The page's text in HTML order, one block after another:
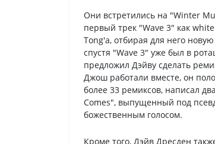
Они встретились на "Winter
первый трек "Wave 3" как
Tong'а, отбирая для него
спустя "Wave 3" уже был в
предложил Дэйву сделать
Джош работали вместе, он
более 33 ремиксов, написал
Comes", выпущенный под
божественным голосом.
Кроме того, Дэйв Дресден